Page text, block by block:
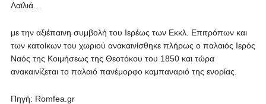
Λαϊλιά…
με την αξιέπαινη συμβολή του Ιερέως των Εκκλ. Επιτρόπων και
των κατοίκων του χωριού ανακαινίσθηκε πλήρως ο παλαιός Ιερός
Ναός της Κοιμήσεως της Θεοτόκου του 1850 και τώρα
ανακαινίζεται το παλαιό πανέμορφο καμπαναριό της ενορίας.
Πηγή: Romfea.gr